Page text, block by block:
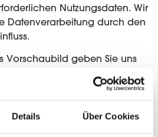
Details Über Cookies
Nutzungsdaten. Wir
Datenverarbeitung durch den
Vorschaubild geben Sie uns
erfolgt auf Grundlage
Sie zuvor Ihre Einwilligung
Vorschaubild abgegeben